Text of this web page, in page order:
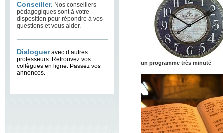
Conseiller. Nos conseillers
pédagogiques sont à votre
disposition pour répondre à vos
questions et vous aider.
Dialogueravec d’autres
professeurs. Retrouvez vos
collègues en ligne. Passez vos
annonces.
un programme très minuté